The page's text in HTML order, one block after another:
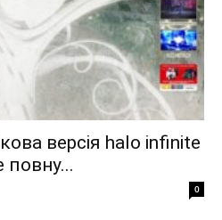
версія halo infinite
повну...
0